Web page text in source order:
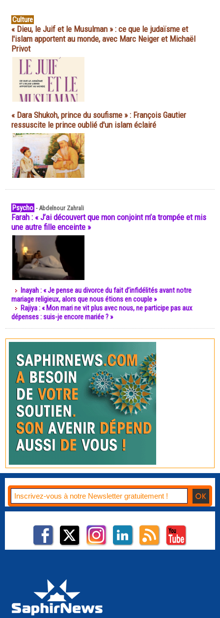
Culture
« Dieu, le Juif et le Musulman » : ce que le judaïsme et
l'islam apportent au monde, avec Marc Neiger et Michaël
Privot
« Dara Shukoh, prince du soufisme » : François Gautier
ressuscite le prince oublié d'un islam éclairé
Psycho -Abdelnour Zahrali
Farah : « J’ai découvert que mon conjoint m’a trompée et mis
une autre fille enceinte »
Inayah : « Je pense au divorce du fait d’infidélités avant notre
mariage religieux, alors que nous étions en couple »
Rajiya : « Mon mari ne vit plus avec nous, ne participe pas aux
dépenses : suis-je encore mariée ? »